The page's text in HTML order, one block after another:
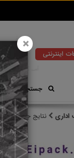
اینترنتی
جستجوی سریع
اداری نتایج جستجو
×